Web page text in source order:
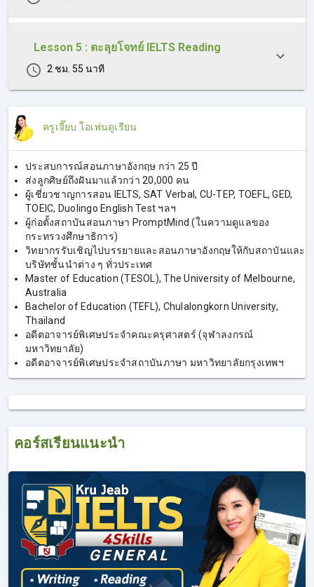
True/False/Not Given, Multiple Choices และรูปแบบคำ
ตะลุยโจทย์ข้อสอบ IELTS Reading
IELTS Reading ไม่จำเป็นต้องรู้ศัพท์ทุกคำ ไม่ต้องอ่านทุก
บรรทัด ก็สามารถทำข้อสอบ อัปคะแนนได้ ถ้ามีหลักการฝึก
และเทคนิคที่ใช้ได้จริง
"มาพิชิต IELTS Reading ไปด้วยกันกับครูเจี๊ยบนะคะ"
Lesson 5 : ตะลุยโจทย์ IELTS Reading
2 ชม. 55 นาที
ครูเจี๊ยบ โอเพ่นดูเรียน
ประสบการณ์สอนภาษาอังกฤษ กว่า 25 ปี
ส่งลูกศิษย์ถึงฝันมาแล้วกว่า 20,000 คน
ผู้เชี่ยวชาญการสอน IELTS, SAT Verbal, CU-TEP, TOEFL, GED,
TOEIC, Duolingo English Test ฯลฯ
ผู้ก่อตั้งสถาบันสอนภาษา PromptMind (ในความดูแลของ
กระทรวงศึกษาธิการ)
วิทยากรรับเชิญไปบรรยายและสอนภาษาอังกฤษให้กับสถาบันและ
บริษัทชั้นนําต่าง ๆ ทั่วประเทศ
Master of Education (TESOL), The University of Melbourne,
Australia
Bachelor of Education (TEFL), Chulalongkorn University,
Thailand
อดีตอาจารย์พิเศษประจำคณะครุศาสตร์ (จุฬาลงกรณ์
มหาวิทยาลัย)
อดีตอาจารย์พิเศษประจำสถาบันภาษา มหาวิทยาลัยกรุงเทพฯ
คอร์สเรียนแนะนำ